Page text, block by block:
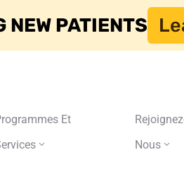
Et
Nous
NEW PATIENTS